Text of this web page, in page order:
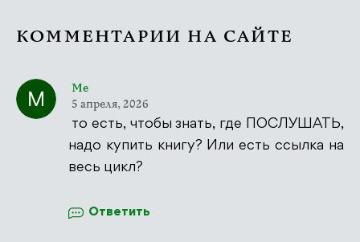
КОММЕНТАРИИ НА САЙТЕ
Me
5 апреля, 2026
то есть, чтобы знать, где ПОСЛУШАТЬ,
надо купить книгу? Или есть ссылка на
весь цикл?
Ответить